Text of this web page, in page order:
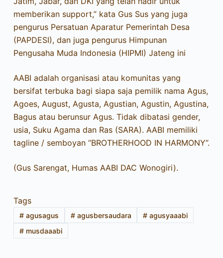
memberikan support,” kata Gus Sus yang juga
pengurus Persatuan Aparatur Pemerintah Desa
(PAPDESI), dan juga pengurus Himpunan
Pengusaha Muda Indonesia (HIPMI) Jateng ini
AABI adalah organisasi atau komunitas yang
bersifat terbuka bagi siapa saja pemilik nama Agus,
Agoes, August, Agusta, Agustian, Agustin, Agustina,
Bagus atau berunsur Agus. Tidak dibatasi gender,
usia, Suku Agama dan Ras (SARA). AABI memiliki
tagline / semboyan “BROTHERHOOD IN HARMONY”.
(Gus Sarengat, Humas AABI DAC Wonogiri).
Tags
#agusagus #agusbersaudara # agusyaaabi
#musdaaabi